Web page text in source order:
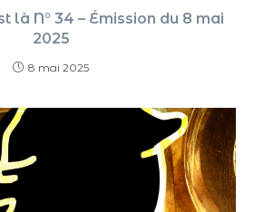
là N° 34 – Émission du 8 mai
2025
8 mai 2025